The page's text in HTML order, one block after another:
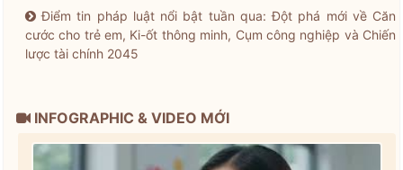
Điểm tin pháp luật nổi bật tuần qua: Đột phá mới về Căn
cước cho trẻ em, Ki-ốt thông minh, Cụm công nghiệp và Chiến
lược tài chính 2045
INFOGRAPHIC & VIDEO MỚI